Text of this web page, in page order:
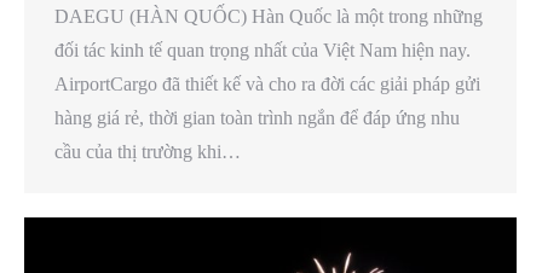
DAEGU (HÀN QUỐC) Hàn Quốc là một trong những
đối tác kinh tế quan trọng nhất của Việt Nam hiện nay.
AirportCargo đã thiết kế và cho ra đời các giải pháp gửi
hàng giá rẻ, thời gian toàn trình ngắn để đáp ứng nhu
cầu của thị trường khi…